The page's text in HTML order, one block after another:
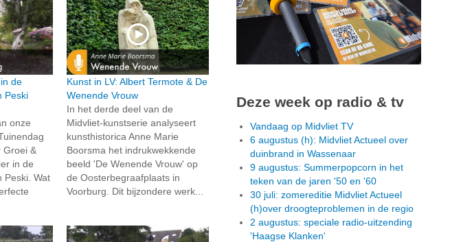
de
Peski
onze
Groei &
in de
Peski. Wat
Kunst in LV: Albert Termote & De
Wenende Vrouw
In het derde deel van de
Midvliet-kunstserie analyseert
kunsthistorica Anne Marie
Boorsma het indrukwekkende
beeld 'De Wenende Vrouw' op
de Oosterbegraafplaats in
Voorburg. Dit bijzondere werk...
Deze week op radio & tv
Vandaag op Midvliet TV
6 augustus (h): Midvliet Actueel over
duinbrand in Wassenaar
9 augustus: Summerpopcorn in het
teken van de jaren '50 en '60
30 juli: zomereditie Midvliet Actueel
(h)over droogteproblemen in de regio
2 augustus: speciale radio-uitzending
'Haagse Klanken'